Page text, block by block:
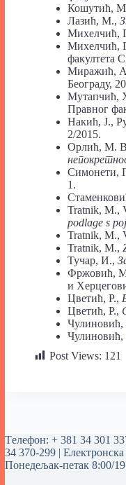
Кошутић,
Лазић, М.,
Михелчић,
Михелчић,
факултета
Миражић,
Београду,
Мутапчић,
Правног
Накић, Ј.,
2/2015.
Орлић, М.
Симонети,
1.
Tratnik, M.,
podlage s
Tratnik, M.,
Tratnik, M.,
Тучар, И.,
Фржовић,
и
Цветић, Р.,
Цветић, Р.,
Post Views: 121
Tелефон: + 381 34 301
34 370-299 |
Понедељак-петак 8:00/